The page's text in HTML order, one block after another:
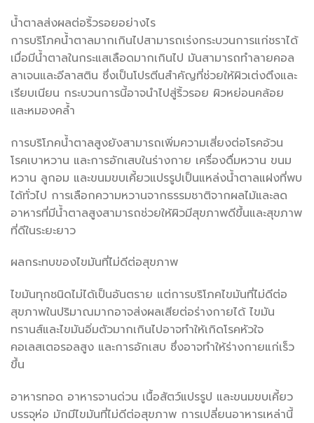
น้ำตาลส่งผลต่อริ้วรอยอย่างไร
การบริโภคน้ำตาลมากเกินไปสามารถเร่งกระบวนการแก่ชราได้
เมื่อมีน้ำตาลในกระแสเลือดมากเกินไป มันสามารถทำลายคอล
ลาเจนและอีลาสติน ซึ่งเป็นโปรตีนสำคัญที่ช่วยให้ผิวเต่งตึงและ
เรียบเนียน กระบวนการนี้อาจนำไปสู่ริ้วรอย ผิวหย่อนคล้อย
และหมองคล้ำ
การบริโภคน้ำตาลสูงยังสามารถเพิ่มความเสี่ยงต่อโรคอ้วน
โรคเบาหวาน และการอักเสบในร่างกาย เครื่องดื่มหวาน ขนม
หวาน ลูกอม และขนมขบเคี้ยวแปรรูปเป็นแหล่งน้ำตาลแฝงที่พบ
ได้ทั่วไป การเลือกความหวานจากธรรมชาติจากผลไม้และลด
อาหารที่มีน้ำตาลสูงสามารถช่วยให้ผิวมีสุขภาพดีขึ้นและสุขภาพ
ที่ดีในระยะยาว
ผลกระทบของไขมันที่ไม่ดีต่อสุขภาพ
ไขมันทุกชนิดไม่ได้เป็นอันตราย แต่การบริโภคไขมันที่ไม่ดีต่อ
สุขภาพในปริมาณมากอาจส่งผลเสียต่อร่างกายได้ ไขมัน
ทรานส์และไขมันอิ่มตัวมากเกินไปอาจทำให้เกิดโรคหัวใจ
คอเลสเตอรอลสูง และการอักเสบ ซึ่งอาจทำให้ร่างกายแก่เร็ว
ขึ้น
อาหารทอด อาหารจานด่วน เนื้อสัตว์แปรรูป และขนมขบเคี้ยว
บรรจุห่อ มักมีไขมันที่ไม่ดีต่อสุขภาพ การเปลี่ยนอาหารเหล่านี้